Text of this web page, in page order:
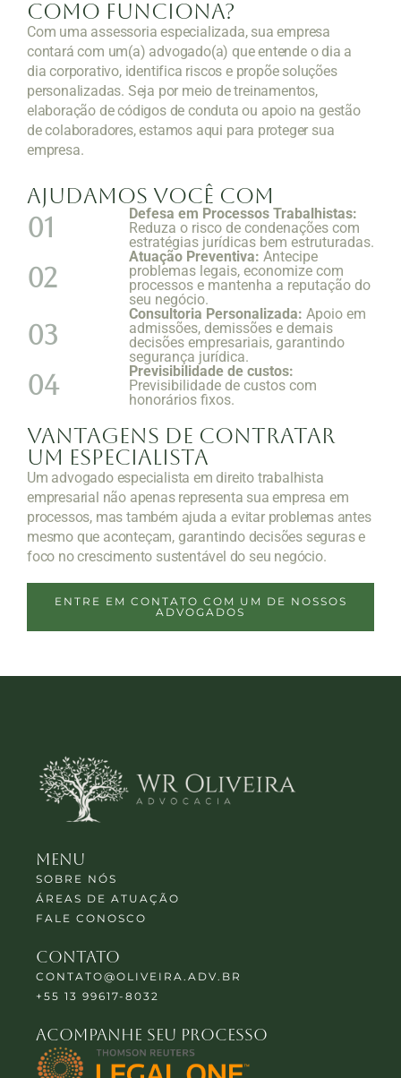
Como funciona?
Com uma assessoria especializada, sua empresa
contará com um(a) advogado(a) que entende o dia a
dia corporativo, identifica riscos e propõe soluções
personalizadas. Seja por meio de treinamentos,
elaboração de códigos de conduta ou apoio na gestão
de colaboradores, estamos aqui para proteger sua
empresa.
Ajudamos você com
01
Defesa em Processos Trabalhistas:
Reduza o risco de condenações com
estratégias jurídicas bem estruturadas.
02
Atuação Preventiva: Antecipe
problemas legais, economize com
processos e mantenha a reputação do
seu negócio.
03
Consultoria Personalizada: Apoio em
admissões, demissões e demais
decisões empresariais, garantindo
segurança jurídica.
04
Previsibilidade de custos:
Previsibilidade de custos com
honorários fixos.
Vantagens de Contratar
um Especialista
Um advogado especialista em direito trabalhista
empresarial não apenas representa sua empresa em
processos, mas também ajuda a evitar problemas antes
mesmo que aconteçam, garantindo decisões seguras e
foco no crescimento sustentável do seu negócio.
ENTRE EM CONTATO COM UM DE NOSSOS
ADVOGADOS
Menu
SOBRE NÓS
ÁREAS DE ATUAÇÃO
FALE CONOSCO
contato
CONTATO@OLIVEIRA.ADV.BR
+55 13 99617-8032
Acompanhe seu processo